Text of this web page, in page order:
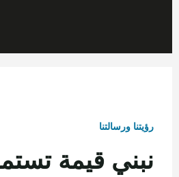
رؤيتنا ورسالتنا
نبني قيمة